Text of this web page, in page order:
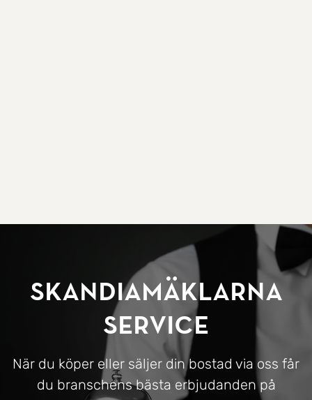
SkandiaMäklarna
Service
När du köper eller säljer din bostad via oss får
du branschens bästa erbjudanden på